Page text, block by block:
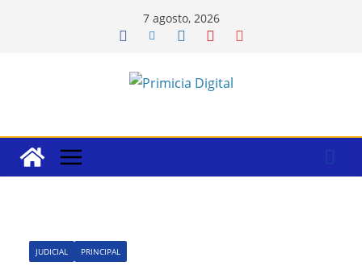
7 agosto, 2026
JUDICIAL PRINCIPAL